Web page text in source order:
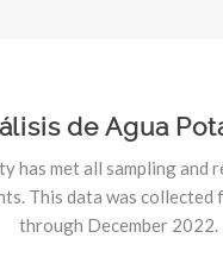
de Agua
has met all sampling and
This data was collected
through December 2022.